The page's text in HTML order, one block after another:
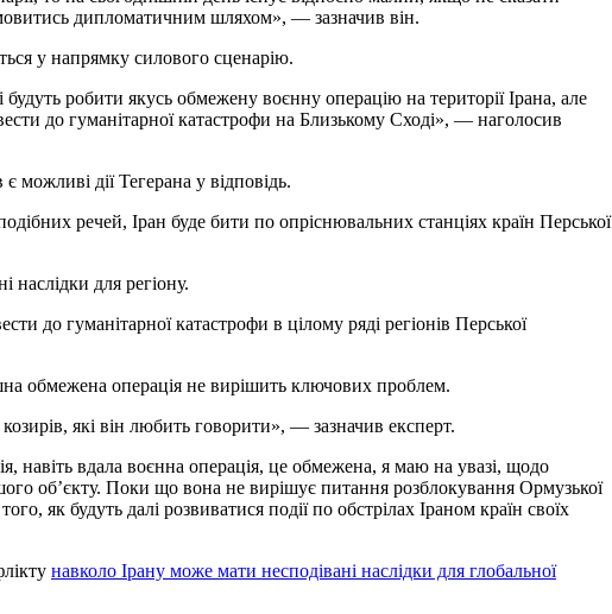
дипломатичним шляхом», — зазначив він.
у напрямку силового сценарію.
робити якусь обмежену воєнну операцію на території Ірана, але
до гуманітарної катастрофи на Близькому Сході», — наголосив
дії Тегерана у відповідь.
речей, Іран буде бити по опріснювальних станціях країн Перської
наслідки для регіону.
до гуманітарної катастрофи в цілому ряді регіонів Перської
обмежена операція не вирішить ключових проблем.
які він любить говорити», — зазначив експерт.
навіть вдала воєнна операція, це обмежена, я маю на увазі, щодо
об’єкту. Поки що вона не вирішує питання розблокування Ормузької
як будуть далі розвиватися події по обстрілах Іраном країн своїх
навколо Ірану може мати несподівані наслідки для глобальної